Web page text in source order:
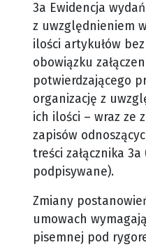
3a Ewidencja
z uwzględnieniem
ilości artykułów
obowiązku
potwierdzającego
organizację z
ich ilości – wraz ze
zapisów
treści załącznika
podpisywane).
Zmiany
umowach
pisemnej pod